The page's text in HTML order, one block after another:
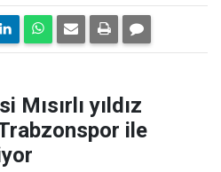
yıldız
ile